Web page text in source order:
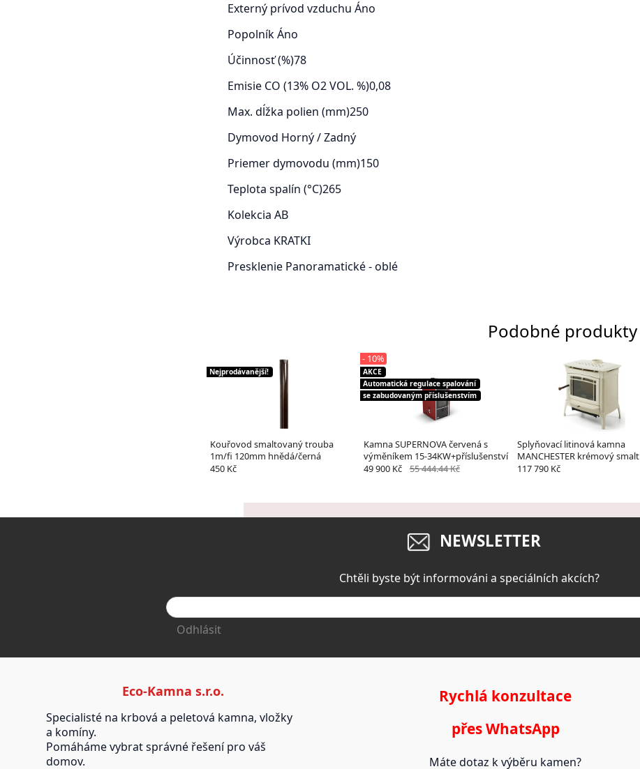
Externý prívod vzduchu Áno
PopolníkÁno
Účinnosť (%)78
Emisie CO (13% O2 VOL. %)0,08
Max. dĺžka polien (mm)250
Dymovod Horný / Zadný
Priemer dymovodu (mm)150
Teplota spalín (°C)265
Kolekcia AB
Výrobca KRATKI
Presklenie Panoramatické - oblé
Podobné produkty
Kouřovod smaltovaný trouba
1m/fi 120mm hnědá/černá
Nejprodávanější!
450 Kč
Kamna SUPERNOVA červená s
výměníkem 15-34KW+příslušenství
AKCE
Automatická regulace spalování
se zabudovaným příslušenstvím
- 10%
49 900 Kč 55 444.44 Kč
Splyňovací litinová kamna
MANCHESTER krémový smalt
117 790 Kč
NEWSLETTER
Chtěli byste být informováni a speciálních akcích?
Odhlásit
Eco-Kamna s.r.o.
Specialisté na krbová a peletová kamna, vložky
a komíny.
Pomáháme vybrat správné řešení pro váš
domov.
Rychlá konzultace
přes WhatsApp
Máte dotaz k výběru kamen?